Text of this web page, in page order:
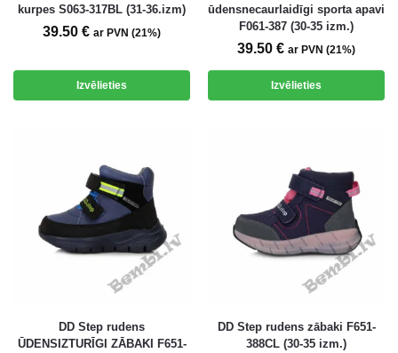
kurpes S063-317BL (31-36.izm)
39.50 € ar PVN (21%)
Izvēlieties
ūdensnecaurlaidīgi sporta apavi
F061-387 (30-35 izm.)
39.50 € ar PVN (21%)
Izvēlieties
DD Step rudens
ŪDENSIZTURĪGI ZĀBAKI F651-
DD Step rudens zābaki F651-
388CL (30-35 izm.)